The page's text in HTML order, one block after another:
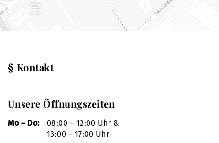
§ Kontakt
Unsere Öffnungszeiten
Mo – Do:
08:00 – 12:00 Uhr &
13:00 – 17:00 Uhr